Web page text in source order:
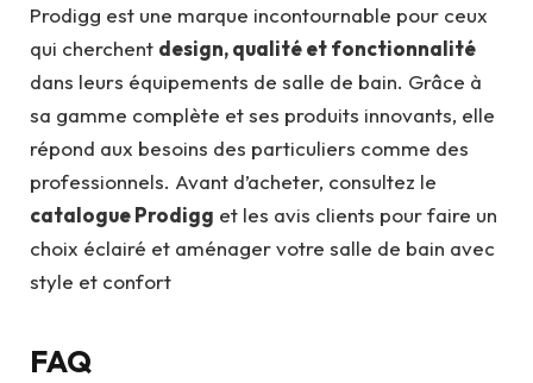
Prodigg est une marque incontournable pour ceux
qui cherchent design, qualité et fonctionnalité
dans leurs équipements de salle de bain. Grâce à
sa gamme complète et ses produits innovants, elle
répond aux besoins des particuliers comme des
professionnels. Avant d’acheter, consultez le
catalogue Prodigg et les avis clients pour faire un
choix éclairé et aménager votre salle de bain avec
style et confort
FAQ